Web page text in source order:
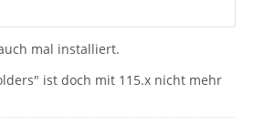
mal installiert.
ist doch mit 115.x nicht mehr